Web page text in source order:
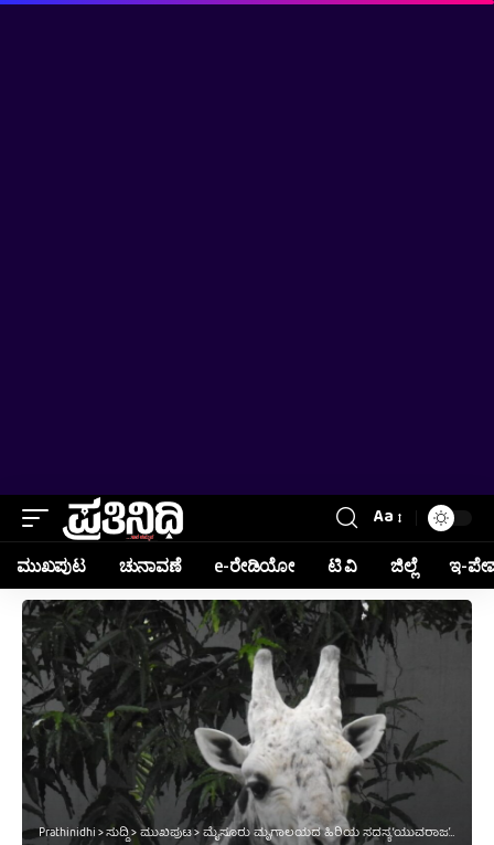
Aa
ಮುಖಪುಟ ಚುನಾವಣೆ e-ರೇಡಿಯೋ ಟಿ ವಿ ಜಿಲ್ಲೆ ಇ-
Prathinidhi>ಸುದ್ದಿ>ಮುಖಪುಟ>ಮೈಸೂರು ಮೃಗಾಲಯದ ಹಿರಿಯ ಸದಸ್ಯ ‘ಯುವರಾಜ’ ಜಿರಾಫೆ ಇನ್ನಿಲ್ಲ: ವಯೋಸಹಜ ಸಾವು